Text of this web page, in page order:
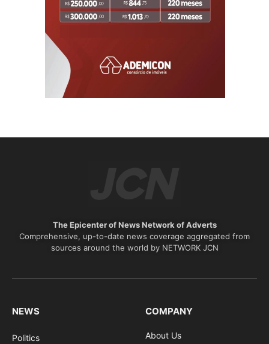
The Epicenter of News Network of Adverts
Comprehensive, up-to-date news coverage aggregated from
sources around the world by NETWORK JCN
NEWS
Politics
COMPANY
About Us